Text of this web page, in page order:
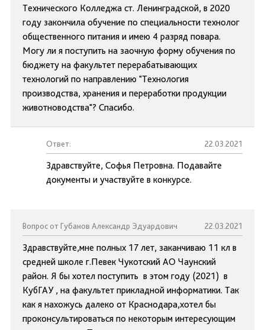
Технического Колледжа ст. Ленинградской, в 2020
году закончила обучение по специальности технолог
общественного питания и имею 4 разряд повара.
Могу ли я поступить на заочную форму обучения по
бюджету на факультет перерабатывающих
технологий по направлению "Технология
производства, хранения и переработки продукции
животноводства"? Спасибо.
Ответ: 22.03.2021
Здравствуйте, Софья Петровна. Подавайте
документы и участвуйте в конкурсе.
Вопрос от Губанов Александр Эдуардович 22.03.2021
Здравствуйте,мне полных 17 лет, заканчиваю 11 кл в
средней школе г.Певек Чукотский АО Чаунский
район. Я бы хотел поступить в этом году (2021) в
КубГАУ , на факультет прикладной информатики. Так
как я нахожусь далеко от Краснодара,хотел бы
проконсультироваться по некоторым интересующим